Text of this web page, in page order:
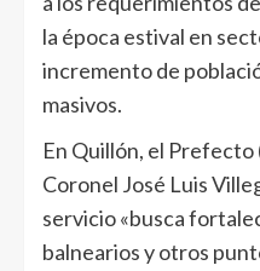
la época estival en
incremento de
masivos.
En Quillón, el
Coronel José Luis
servicio «busca
balnearios y otros